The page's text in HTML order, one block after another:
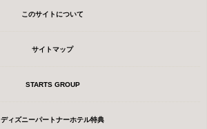
このサイトについて
サイトマップ
STARTS GROUP
ディズニーパートナーホテル特典